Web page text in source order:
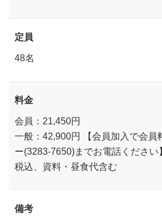
定員
48名
料金
会員：21,450円
一般：42,900円 【会員加入で会
ー(3283-7650)までお電話ください
税込、資料・昼食代含む
備考